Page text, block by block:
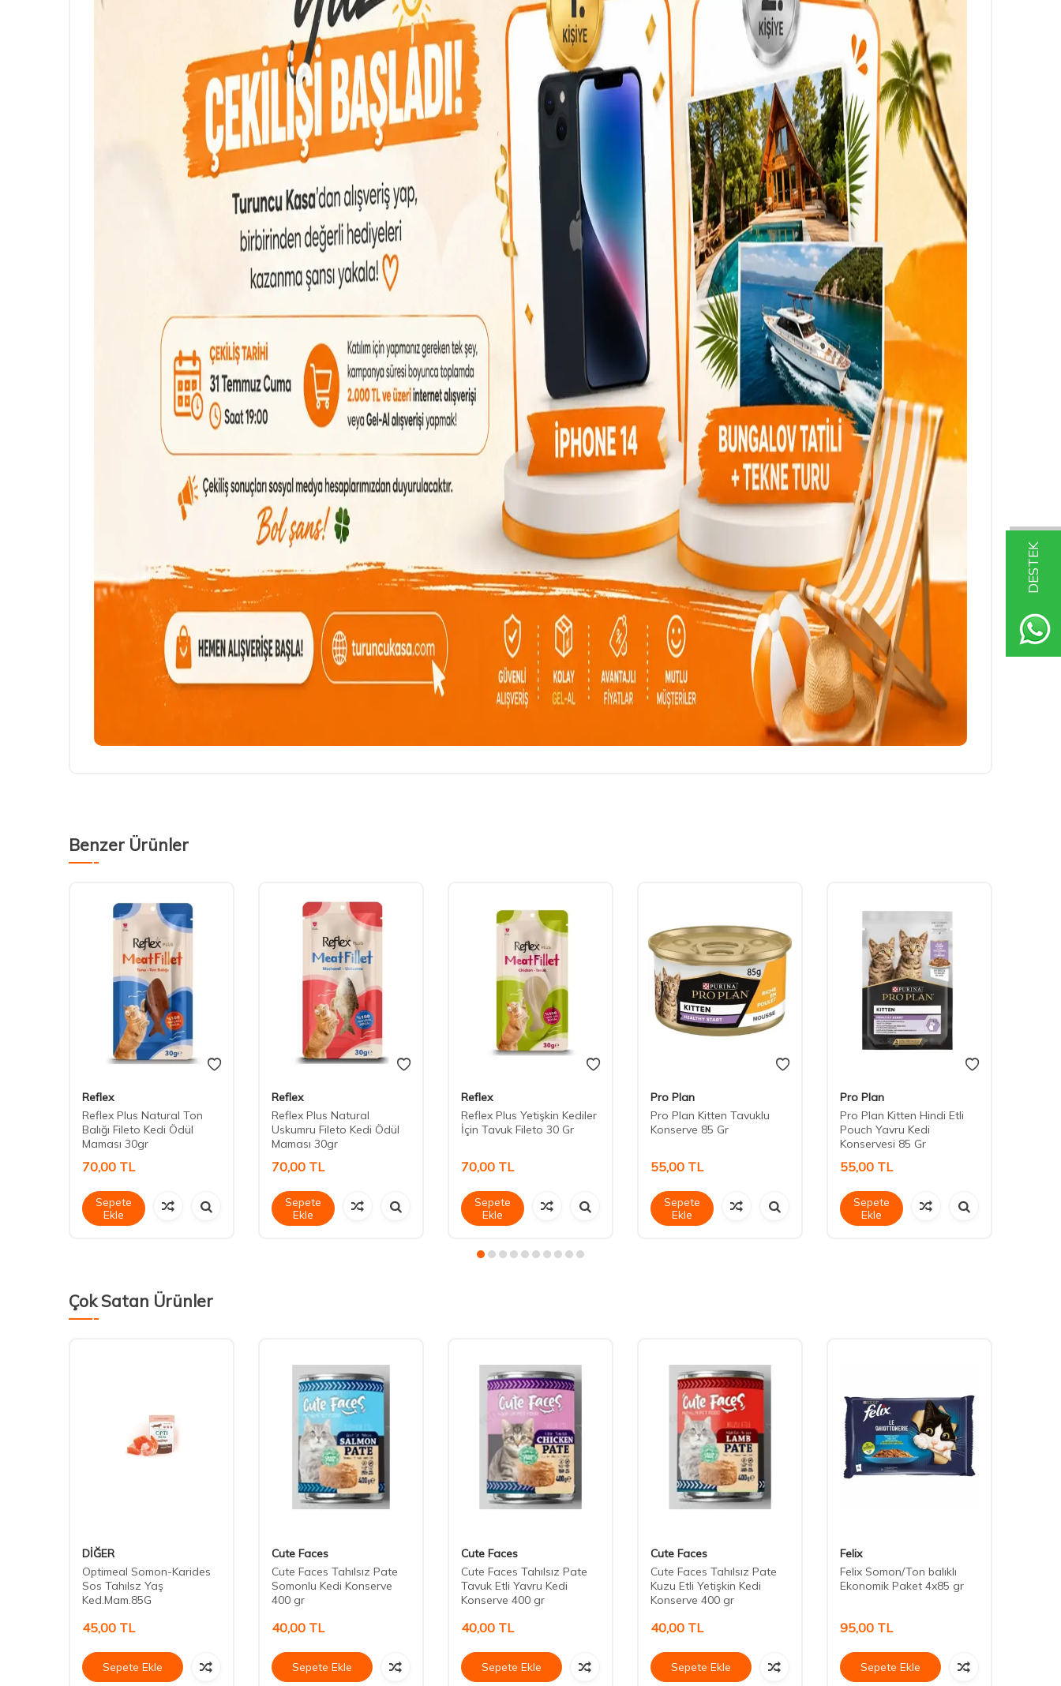
DESTEK
Benzer Ürünler
Reflex
Reflex Plus Natural Ton
Balığı Fileto Kedi Ödül
Maması 30gr
70,00 TL
Sepete
Ekle
Reflex
Reflex Plus Natural
Uskumru Fileto Kedi Ödül
Maması 30gr
70,00 TL
Sepete
Ekle
Reflex
Reflex Plus Yetişkin Kediler
İçin Tavuk Fileto 30 Gr
70,00 TL
Sepete
Ekle
Pro Plan
Pro Plan Kitten Tavuklu
Konserve 85 Gr
55,00 TL
Sepete
Ekle
Pro Plan
Pro Plan Kitten Hindi Etli
Pouch Yavru Kedi
Konservesi 85 Gr
55,00 TL
Sepete
Ekle
Çok Satan Ürünler
DİĞER
Optimeal Somon-Karides
Sos Tahılsz Yaş
Ked.Mam.85G
45,00 TL
Sepete Ekle
Cute Faces
Cute Faces Tahılsız Pate
Somonlu Kedi Konserve
400 gr
40,00 TL
Sepete Ekle
Cute Faces
Cute Faces Tahılsız Pate
Tavuk Etli Yavru Kedi
Konserve 400 gr
40,00 TL
Sepete Ekle
Cute Faces
Cute Faces Tahılsız Pate
Kuzu Etli Yetişkin Kedi
Konserve 400 gr
40,00 TL
Sepete Ekle
Felix
Felix Somon/Ton balıklı
Ekonomik Paket 4x85 gr
95,00 TL
Sepete Ekle